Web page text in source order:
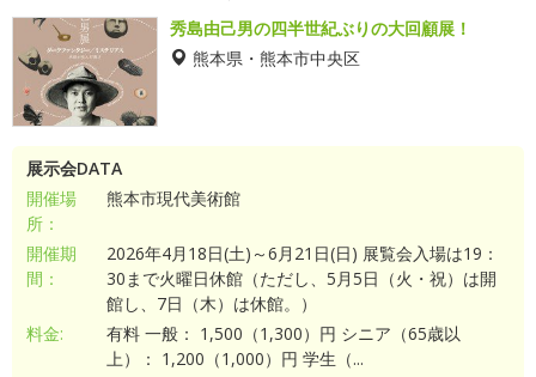
秀島由己男の四半世紀ぶりの大回顧展！
熊本県・熊本市中央区
展示会DATA
開催場
所：
熊本市現代美術館
開催期
間：
2026年4月18日(土)～6月21日(日) 展覧会入場は19：
30まで火曜日休館（ただし、5月5日（火・祝）は開
館し、7日（木）は休館。）
料金:
有料 一般： 1,500（1,300）円 シニア（65歳以
上）： 1,200（1,000）円 学生（...